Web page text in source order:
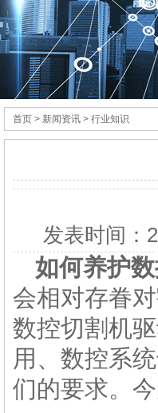
首页 > 新闻资讯 > 行业知识
发表时间：
如何养护
会相对存眷
数控切割机
用、数控系
们的要求。